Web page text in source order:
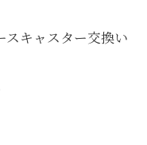
スキャスター交換い